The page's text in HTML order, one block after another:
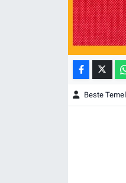
Beste Temel